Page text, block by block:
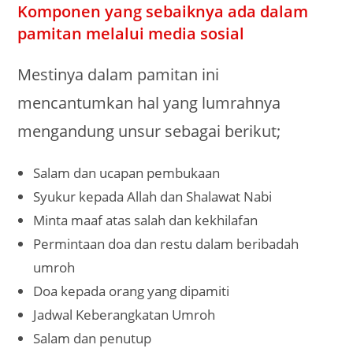
Komponen yang sebaiknya ada dalam
pamitan melalui media sosial
Mestinya dalam pamitan ini
mencantumkan hal yang lumrahnya
mengandung unsur sebagai berikut;
Salam dan ucapan pembukaan
Syukur kepada Allah dan Shalawat Nabi
Minta maaf atas salah dan kekhilafan
Permintaan doa dan restu dalam beribadah
umroh
Doa kepada orang yang dipamiti
Jadwal Keberangkatan Umroh
Salam dan penutup